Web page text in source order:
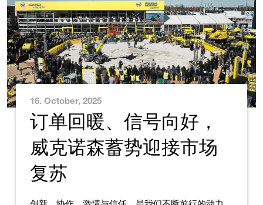
16. October, 2025
订单回暖、信号向好，
威克诺森蓄势迎接市场
复苏